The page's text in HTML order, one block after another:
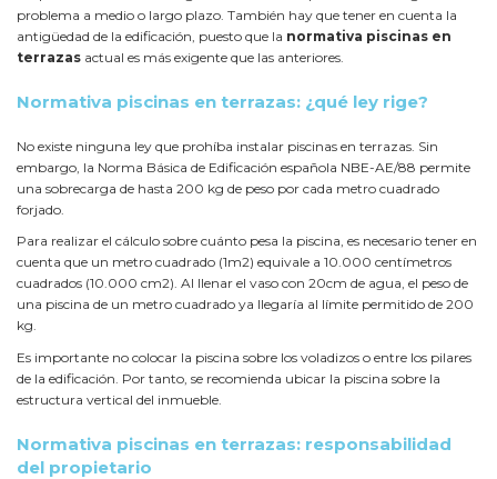
problema a medio o largo plazo. También hay que tener en cuenta la
antigüedad de la edificación, puesto que la normativa piscinas en
terrazas actual es más exigente que las anteriores.
Normativa piscinas en terrazas: ¿qué ley rige?
No existe ninguna ley que prohíba instalar piscinas en terrazas. Sin
embargo, la Norma Básica de Edificación española NBE-AE/88 permite
una sobrecarga de hasta 200 kg de peso por cada metro cuadrado
forjado.
Para realizar el cálculo sobre cuánto pesa la piscina, es necesario tener en
cuenta que un metro cuadrado (1m2) equivale a 10.000 centímetros
cuadrados (10.000 cm2). Al llenar el vaso con 20cm de agua, el peso de
una piscina de un metro cuadrado ya llegaría al límite permitido de 200
kg.
Es importante no colocar la piscina sobre los voladizos o entre los pilares
de la edificación. Por tanto, se recomienda ubicar la piscina sobre la
estructura vertical del inmueble.
Normativa piscinas en terrazas: responsabilidad
del propietario